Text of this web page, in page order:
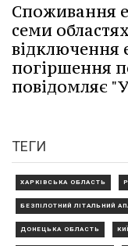
Споживання
семи
відключення
погіршення
повідомляє
ТЕГИ
ХАРКІВСЬКА ОБЛАСТЬ
БЕЗПІЛОТНИЙ ЛІТАЛЬНИЙ
ДОНЕЦЬКА ОБЛАСТЬ